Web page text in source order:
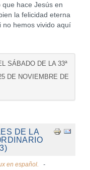
que hace Jesús en
la felicidad eterna
no hemos vivido aquí
SÁBADO DE LA 33ª
DE NOVIEMBRE DE
DE LA
en español.